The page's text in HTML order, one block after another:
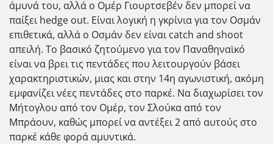
άμυνά του, αλλά ο Ομέρ Γιουρτσεβέν δεν μπορεί να
παίξει hedge out. Είναι λογική η γκρίνια για τον Οσμάν
επιθετικά, αλλά ο Οσμάν δεν είναι catch and shoot
απειλή. Το βασικό ζητούμενο για τον Παναθηναϊκό
είναι να βρει τις πεντάδες που λειτουργούν βάσει
χαρακτηριστικών, μιας και στην 14η αγωνιστική, ακόμη
εμφανίζει νέες πεντάδες στο παρκέ. Να διαχωρίσει τον
Μήτογλου από τον Ομέρ, τον Σλούκα από τον
Μπράουν, καθώς μπορεί να αντέξει 2 από αυτούς στο
παρκέ κάθε φορά αμυντικά.